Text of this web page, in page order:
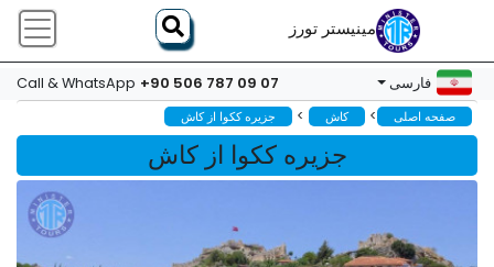
مینیستر تورز
فارسی Call & WhatsApp +90 506 787 09 07
صفحه اصلی > کاش > جزیره ککوا از کاش
جزیره ککوا از کاش